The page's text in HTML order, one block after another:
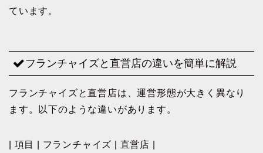
ています。
フランチャイズと直営店の違いを簡単に解説
フランチャイズと直営店は、運営形態が大きく異なり
ます。以下のような違いがあります。
| 項目 | フランチャイズ | 直営店 |